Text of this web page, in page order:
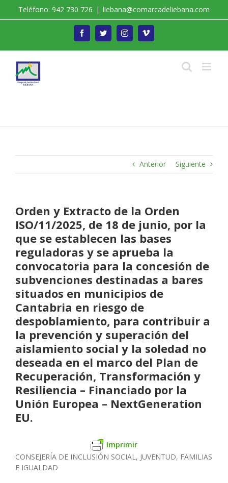
Teléfono: 942 730 726 | liebana@comarcadeliebana.com
FacebookTwitterInstagramVimeo
Anterior Siguiente
Orden y Extracto de la Orden
ISO/11/2025, de 18 de junio, por la
que se establecen las bases
reguladoras y se aprueba la
convocatoria para la concesión de
subvenciones destinadas a bares
situados en municipios de
Cantabria en riesgo de
despoblamiento, para contribuir a
la prevención y superación del
aislamiento social y la soledad no
deseada en el marco del Plan de
Recuperación, Transformación y
Resiliencia – Financiado por la
Unión Europea – NextGeneration
EU.
Imprimir
CONSEJERÍA DE INCLUSIÓN SOCIAL, JUVENTUD, FAMILIAS
E IGUALDAD